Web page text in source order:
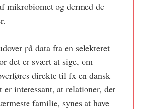
mikrobiomet og dermed de
på data fra en selekteret
det er svært at sige, om
direkte til fx en dansk
er interessant, at relationer, der
familie, synes at have